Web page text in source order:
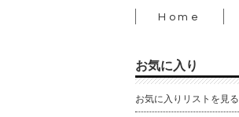
Home
お気に入り
お気に入りリストを見る